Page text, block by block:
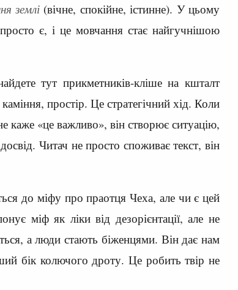
землі (вічне, спокійне, істинне). У цьому
є, і це мовчання стає найгучнішою
тут прикметників-кліше на кшталт
простір. Це стратегічний хід. Коли
каже «це важливо», він створює ситуацію,
Читач не просто споживає текст, він
до міфу про праотця Чеха, але чи є цей
міф як ліки від дезорієнтації, але не
а люди стають біженцями. Він дає нам
бік колючого дроту. Це робить твір не